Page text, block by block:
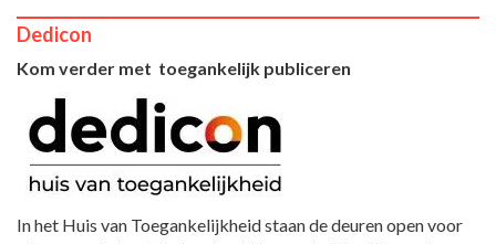
Dedicon
Kom verder met toegankelijk publiceren
In het Huis van Toegankelijkheid staan de deuren open voor